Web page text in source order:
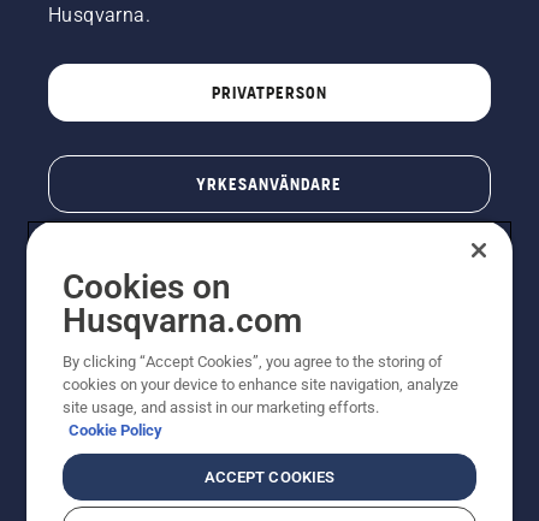
Husqvarna.
PRIVATPERSON
YRKESANVÄNDARE
© Husqvarna AB (publ). All rights reserved. Priserna
som visas är rekommenderade cirkapriser. Alla angivna
priser är rekommenderade försäljningspriser (inkl.
moms) om inte produkten är tillgänglig för direkt köp.
Cookies on
Husqvarna.com
By clicking “Accept Cookies”, you agree to the storing of
cookies on your device to enhance site navigation, analyze
site usage, and assist in our marketing efforts.
Cookie Policy
ACCEPT COOKIES